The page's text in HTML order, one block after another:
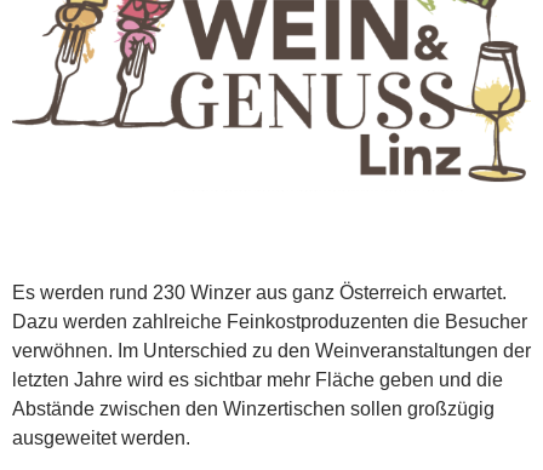
Es werden rund 230 Winzer aus ganz Österreich erwartet.
Dazu werden zahlreiche Feinkostproduzenten die Besucher
verwöhnen. Im Unterschied zu den Weinveranstaltungen der
letzten Jahre wird es sichtbar mehr Fläche geben und die
Abstände zwischen den Winzertischen sollen großzügig
ausgeweitet werden.